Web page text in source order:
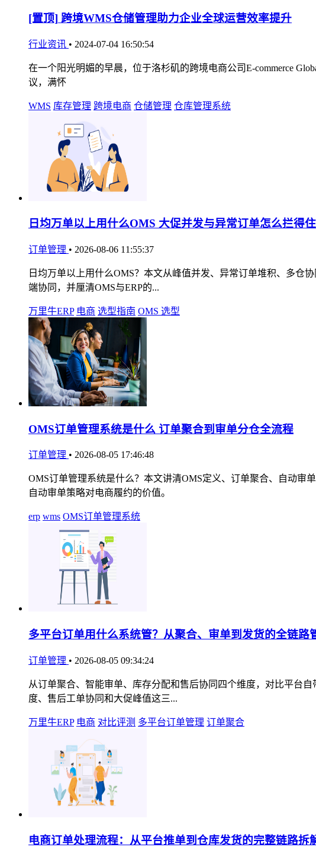
[置顶] 跨境WMS仓储管理助力企业全球运营效率提升
行业资讯 • 2024-07-04 16:50:54
在一个阳光明媚的早晨，位于洛杉矶的跨境电商公司E-commerce
议，满怀
WMS 库存管理 跨境电商 仓储管理 仓库管理系统
日均万单以上用什么OMS 大促并发与异常订单怎么拦得住
订单管理 • 2026-08-06 11:55:37
日均万单以上用什么OMS？本文从峰值并发、异常订单堆积、多仓
端协同，并厘清OMS与ERP的...
万里牛ERP 电商 选型指南 OMS 选型
OMS订单管理系统是什么 订单聚合到审单分仓全流程
订单管理 • 2026-08-05 17:46:48
OMS订单管理系统是什么？本文讲清OMS定义、订单聚合、自动审
自动审单策略对电商履约的价值。
erp wms OMS订单管理系统
多平台订单用什么系统管？从聚合、审单到发货的全链路
订单管理 • 2026-08-05 09:34:24
从订单聚合、智能审单、库存分配和售后协同四个维度，对比平台
度、售后工单协同和大促峰值这三...
万里牛ERP 电商 对比评测 多平台订单管理 订单聚合
电商订单处理流程：从平台推单到仓库发货的完整链路拆